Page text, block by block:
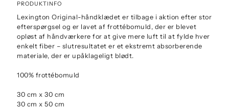
PRODUKTINFO
Lexington Original-håndklædet er tilbage i aktion efter stor
efterspørgsel og er lavet af frottébomuld, der er blevet
opløst af håndværkere for at give mere luft til at fylde hver
enkelt fiber – slutresultatet er et ekstremt absorberende
materiale, der er upåklageligt blødt.
100% frottébomuld
30 cm x 30 cm
30 cm x 50 cm